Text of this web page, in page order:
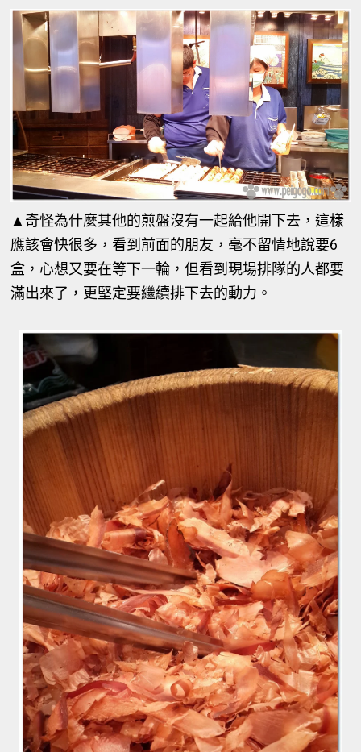
▲ 奇怪為什麼其他的煎盤沒有一起給他開下去，這樣
應該會快很多，看到前面的朋友，毫不留情地說要6
盒，心想又要在等下一輪，但看到現場排隊的人都要
滿出來了，更堅定要繼續排下去的動力。